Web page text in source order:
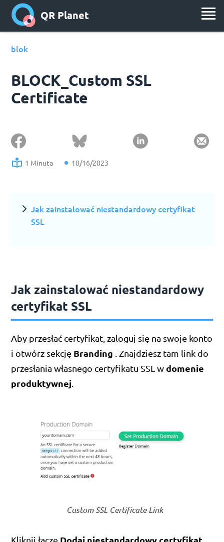
QR Planet
blok
BLOCK_Custom SSL
Certificate
1 Minuta 10/16/2023
Jak zainstalować niestandardowy certyfikat
SSL
Jak zainstalować niestandardowy
certyfikat SSL
Aby przesłać certyfikat, zaloguj się na swoje konto
i otwórz sekcję Branding
. Znajdziesz tam link do
przesłania własnego certyfikatu SSL wdomenie
produktywnej
Custom SSL Certificate Link
Kliknij łącze Dodaj niestandardowy certyfikat